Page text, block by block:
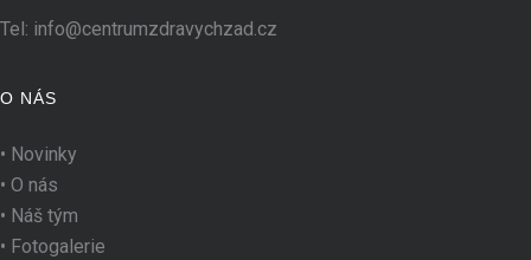
Tel: info@centrumzdravychzad.cz
O NÁS
• Novinky
• O nás
• Náš tým
• Fotogalerie